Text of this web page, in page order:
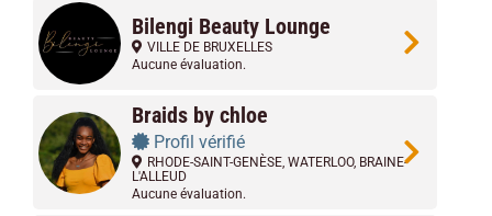
Bilengi Beauty Lounge
VILLE DE BRUXELLES
Aucune évaluation.
Braids by chloe
Profil vérifié
RHODE-SAINT-GENÈSE, WATERLOO, BRAINE-
L'ALLEUD
Aucune évaluation.